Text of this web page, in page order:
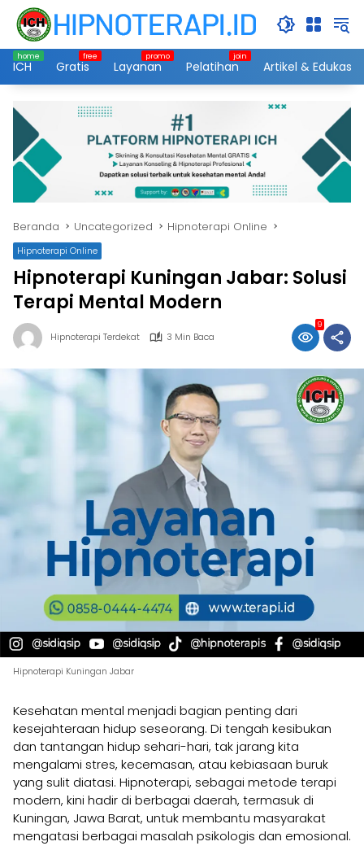
Langsung
konten
ICH
Gratis Layanan Pelatihan Artikel & Edukasi
Beranda Uncategorized Hipnoterapi Online
Hipnoterapi Online
Hipnoterapi Kuningan Jabar: Solusi
Terapi Mental Modern
Hipnoterapi Terdekat 3 Min Baca
9
Hipnoterapi Kuningan Jabar
Kesehatan mental menjadi bagian penting dari
kesejahteraan hidup seseorang. Di tengah kesibukan
dan tantangan hidup sehari-hari, tak jarang kita
mengalami stres, kecemasan, atau kebiasaan buruk
yang sulit diatasi. Hipnoterapi, sebagai metode terapi
modern, kini hadir di berbagai daerah, termasuk di
Kuningan, Jawa Barat, untuk membantu masyarakat
mengatasi berbagai masalah psikologis dan emosional.